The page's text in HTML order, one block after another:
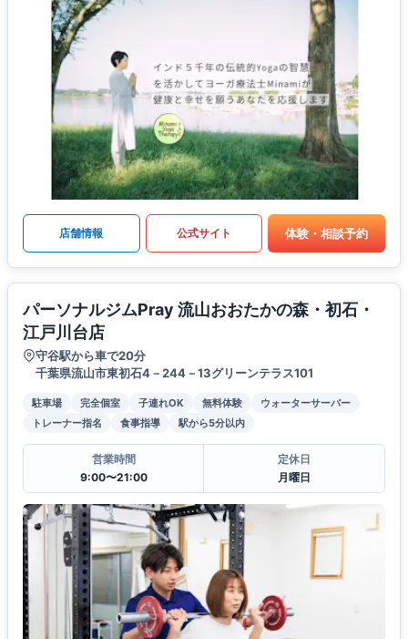
店舗情報 公式サイト 体験・相談予約
パーソナルジムPray 流山おおたかの森・初石・
江戸川台店
守谷駅から車で20分
千葉県流山市東初石4－244－13グリーンテラス101
駐車場 完全個室 子連れOK 無料体験
ウォーターサーバー
トレーナー指名
食事指導 駅から5分以内
営業時間
9:00〜21:00
定休日
月曜日